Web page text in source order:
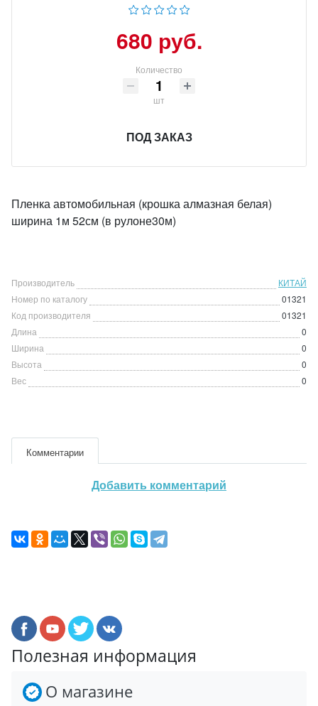
680 руб.
Количество
шт
ПОД ЗАКАЗ
Пленка автомобильная (крошка алмазная белая)
ширина 1м 52см (в рулоне30м)
Производитель
КИТАЙ
Номер по каталогу
01321
Код производителя
01321
Длина
0
Ширина
0
Высота
0
Вес
0
Комментарии
Добавить комментарий
Полезная информация
О магазине